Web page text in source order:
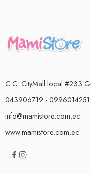
C.C. CityMall local #233
043906719 - 0996014251
info@mamistore.com.ec
www.mamistore.com.ec